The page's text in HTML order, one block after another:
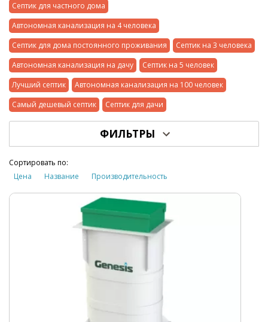
Септик для частного дома
Автономная канализация на 4 человека
Септик для дома постоянного проживания
Септик на 3 человека
Автономная канализация на дачу
Септик на 5 человек
Лучший септик
Автономная канализация на 100 человек
Самый дешевый септик
Септик для дачи
ФИЛЬТРЫ
Сортировать по:
Цена
Название Производительность